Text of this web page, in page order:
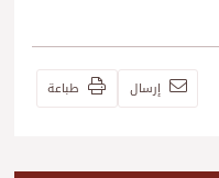
إرسال طباعة